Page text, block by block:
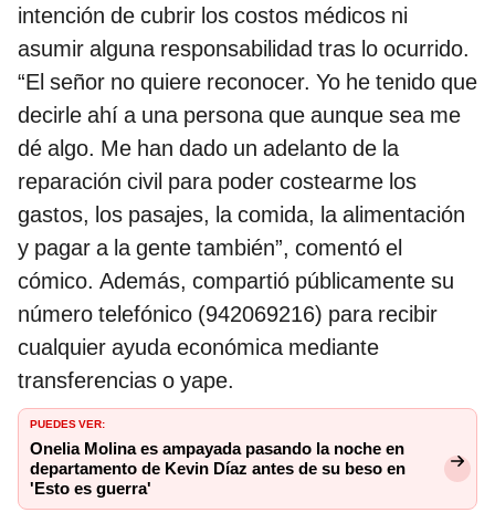
intención de cubrir los costos médicos ni
asumir alguna responsabilidad tras lo ocurrido.
“El señor no quiere reconocer. Yo he tenido que
decirle ahí a una persona que aunque sea me
dé algo. Me han dado un adelanto de la
reparación civil para poder costearme los
gastos, los pasajes, la comida, la alimentación
y pagar a la gente también”, comentó el
cómico. Además, compartió públicamente su
número telefónico (942069216) para recibir
cualquier ayuda económica mediante
transferencias o yape.
PUEDES VER:
Onelia Molina es ampayada pasando la noche en
departamento de Kevin Díaz antes de su beso en
'Esto es guerra'